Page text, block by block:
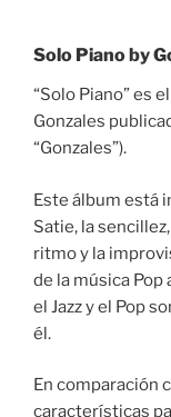
Solo Piano by
“Solo Piano” es
Gonzales
“Gonzales”).
Este álbum está
Satie, la
ritmo y la
de la música Pop
el Jazz y el Pop
él.
En comparación
características